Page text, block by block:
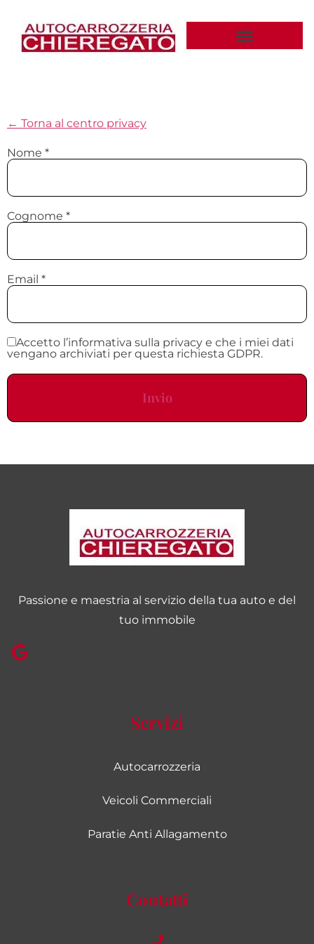
← Torna al centro privacy
Nome *
Cognome *
Email *
Accetto l’informativa sulla privacy e che i miei dati
vengano archiviati per questa richiesta GDPR.
Passione e maestria al servizio della tua auto e del
tuo immobile
Servizi
Autocarrozzeria
Veicoli Commerciali
Paratie Anti Allagamento
Contatti